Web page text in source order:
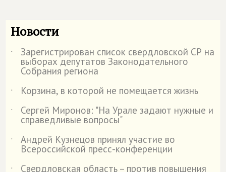
Новости
˙ Зарегистрирован список свердловской СР на
выборах депутатов Законодательного
Собрания региона
˙
Корзина, в которой не помещается жизнь
˙
Сергей Миронов: "На Урале задают нужные и
справедливые вопросы"
˙
Андрей Кузнецов принял участие во
Всероссийской пресс-конференции
Свердловская область – против повышения